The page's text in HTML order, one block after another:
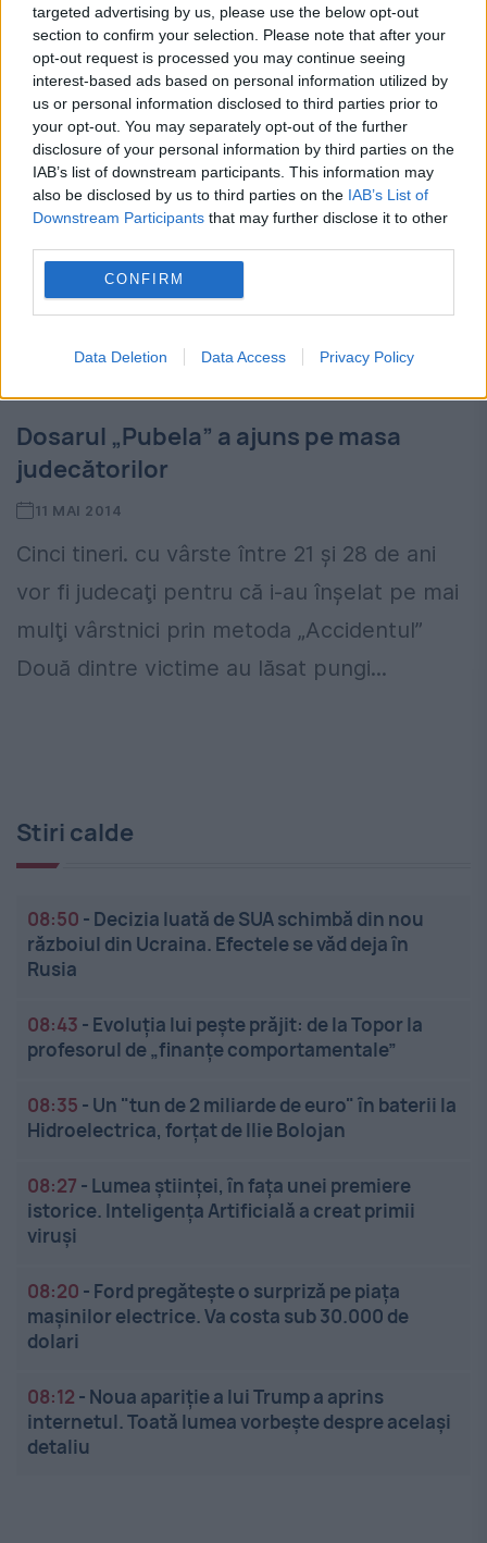
targeted advertising by us, please use the below opt-out
section to confirm your selection. Please note that after your
opt-out request is processed you may continue seeing
interest-based ads based on personal information utilized by
us or personal information disclosed to third parties prior to
your opt-out. You may separately opt-out of the further
disclosure of your personal information by third parties on the
IAB’s list of downstream participants. This information may
also be disclosed by us to third parties on the IAB’s List of
Downstream Participants that may further disclose it to other
CONFIRM
Data Deletion Data Access Privacy Policy
7 DECEMBRIE 2014
Poliţia britanică a descoperit vineri cadavrul
unei femei într-o pubelă din oraşul West
Bromwich, în comitatul West Midlands,
autoritățile presupunând că este vorba
trecută,...
Dosarul „Pubela” a ajuns pe masa
judecătorilor
11 MAI 2014
Cinci tineri. cu vârste între 21 şi 28 de ani
vor fi judecaţi pentru că i-au înşelat pe mai
mulţi vârstnici prin metoda „Accidentul”
Două dintre victime au lăsat pungi...
Stiri calde
08:50 - Decizia luată de SUA schimbă din nou
războiul din Ucraina. Efectele se văd deja în
Rusia
08:43 - Evoluția lui pește prăjit: de la Topor la
profesorul de „finanțe comportamentale”
08:35 - Un "tun de 2 miliarde de euro" în baterii la
Hidroelectrica, forțat de Ilie Bolojan
08:27 - Lumea științei, în fața unei premiere
istorice. Inteligența Artificială a creat primii
viruși
08:20 - Ford pregătește o surpriză pe piața
mașinilor electrice. Va costa sub 30.000 de
dolari
08:12 - Noua apariție a lui Trump a aprins
internetul. Toată lumea vorbește despre același
detaliu